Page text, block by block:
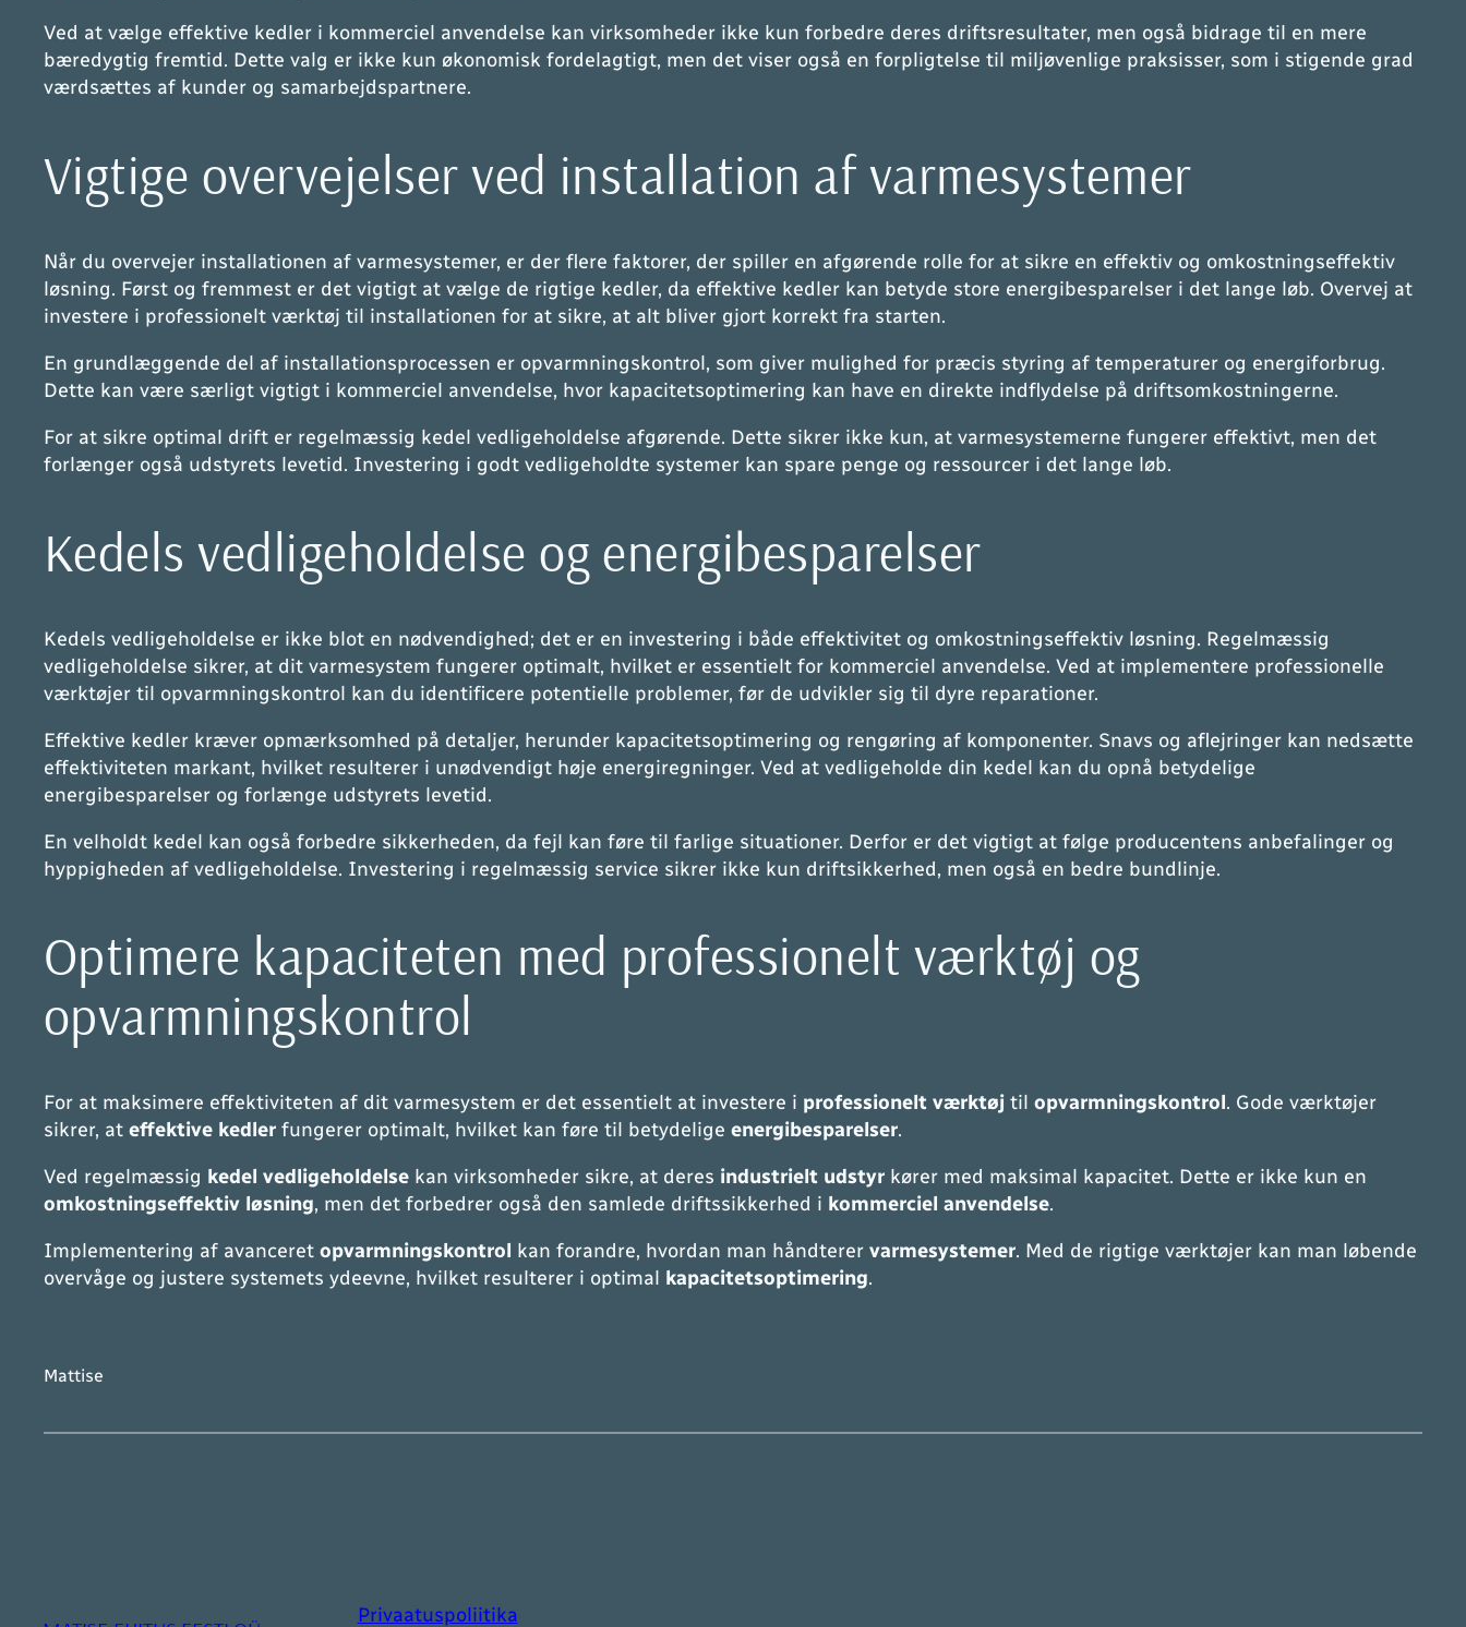
Ved at vælge effektive kedler i kommerciel anvendelse kan virksomheder ikke kun forbedre deres driftsresultater, men også bidrage til en mere
bæredygtig fremtid. Dette valg er ikke kun økonomisk fordelagtigt, men det viser også en forpligtelse til miljøvenlige praksisser, som i stigende grad
værdsættes af kunder og samarbejdspartnere.
Vigtige overvejelser ved installation af varmesystemer
Når du overvejer installationen af varmesystemer, er der flere faktorer, der spiller en afgørende rolle for at sikre en effektiv og omkostningseffektiv
løsning. Først og fremmest er det vigtigt at vælge de rigtige kedler, da effektive kedler kan betyde store energibesparelser i det lange løb. Overvej at
investere i professionelt værktøj til installationen for at sikre, at alt bliver gjort korrekt fra starten.
En grundlæggende del af installationsprocessen er opvarmningskontrol, som giver mulighed for præcis styring af temperaturer og energiforbrug.
Dette kan være særligt vigtigt i kommerciel anvendelse, hvor kapacitetsoptimering kan have en direkte indflydelse på driftsomkostningerne.
For at sikre optimal drift er regelmæssig kedel vedligeholdelse afgørende. Dette sikrer ikke kun, at varmesystemerne fungerer effektivt, men det
forlænger også udstyrets levetid. Investering i godt vedligeholdte systemer kan spare penge og ressourcer i det lange løb.
Kedels vedligeholdelse og energibesparelser
Kedels vedligeholdelse er ikke blot en nødvendighed; det er en investering i både effektivitet og omkostningseffektiv løsning. Regelmæssig
vedligeholdelse sikrer, at dit varmesystem fungerer optimalt, hvilket er essentielt for kommerciel anvendelse. Ved at implementere professionelle
værktøjer til opvarmningskontrol kan du identificere potentielle problemer, før de udvikler sig til dyre reparationer.
Effektive kedler kræver opmærksomhed på detaljer, herunder kapacitetsoptimering og rengøring af komponenter. Snavs og aflejringer kan nedsætte
effektiviteten markant, hvilket resulterer i unødvendigt høje energiregninger. Ved at vedligeholde din kedel kan du opnå betydelige
energibesparelser og forlænge udstyrets levetid.
En velholdt kedel kan også forbedre sikkerheden, da fejl kan føre til farlige situationer. Derfor er det vigtigt at følge producentens anbefalinger og
hyppigheden af vedligeholdelse. Investering i regelmæssig service sikrer ikke kun driftsikkerhed, men også en bedre bundlinje.
Optimere kapaciteten med professionelt værktøj og
opvarmningskontrol
For at maksimere effektiviteten af dit varmesystem er det essentielt at investere i professionelt værktøj til opvarmningskontrol. Gode værktøjer
sikrer, at effektive kedler fungerer optimalt, hvilket kan føre til betydelige energibesparelser.
Ved regelmæssig kedel vedligeholdelse kan virksomheder sikre, at deres industrielt udstyr kører med maksimal kapacitet. Dette er ikke kun en
omkostningseffektiv løsning, men det forbedrer også den samlede driftssikkerhed i kommerciel anvendelse.
Implementering af avanceret opvarmningskontrol kan forandre, hvordan man håndterer varmesystemer. Med de rigtige værktøjer kan man løbende
overvåge og justere systemets ydeevne, hvilket resulterer i optimal kapacitetsoptimering.
Mattise
Privaatuspoliitika